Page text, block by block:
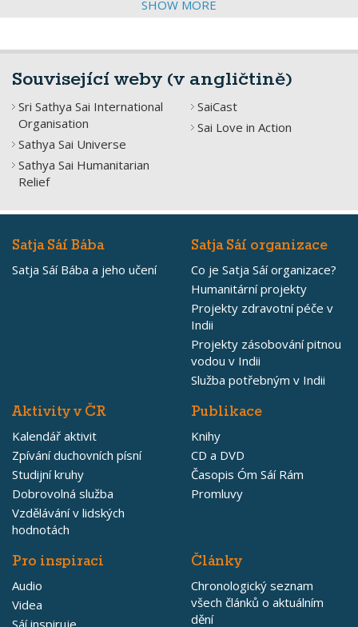
SHOW MORE
Související weby (v angličtině)
Sri Sathya Sai International
Organisation
Sathya Sai Universe
Sathya Sai Humanitarian
Relief
SaiCast
Sai Love in Action
Satja Sáí Bába
Satja Sáí Bába a jeho učení
Satja Sáí organizace
Co je Satja Sáí organizace?
Humanitární projekty
Projekty zdravotní péče v
Indii
Projekty zásobování pitnou
vodou v Indii
Služba potřebným v Indii
Aktivity v ČR
Kalendář aktivit
Zpívání duchovních písní
Studijní kruhy
Dobrovolná služba
Vzdělávání v lidských
hodnotách
Publikace
Knihy
CD a DVD
Časopis Óm Sáí Rám
Promluvy
Pro inspiraci
Audio
Videa
Sáí inspiruje
Články
Chronologický seznam
všech článků o aktuálním
dění